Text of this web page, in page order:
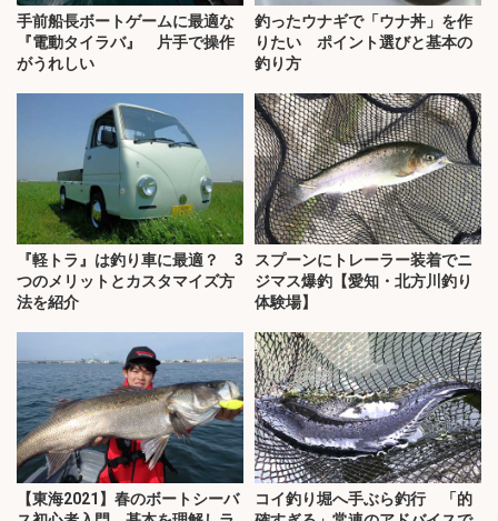
手前船長ボートゲームに最適な
『電動タイラバ』 片手で操作
がうれしい
釣ったウナギで「ウナ丼」を作
りたい ポイント選びと基本の
釣り方
『軽トラ』は釣り車に最適？ 3
つのメリットとカスタマイズ方
法を紹介
スプーンにトレーラー装着でニ
ジマス爆釣【愛知・北方川釣り
体験場】
【東海2021】春のボートシーバ
コイ釣り堀へ手ぶら釣行 「的